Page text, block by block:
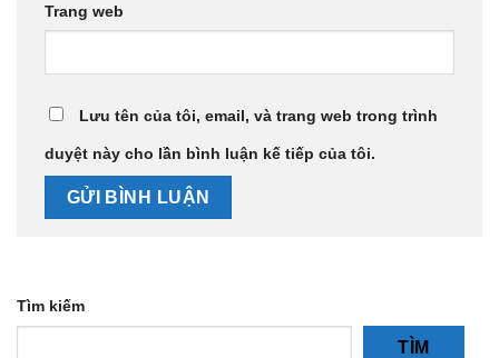
Trang web
Lưu tên của tôi, email, và trang web trong trình
duyệt này cho lần bình luận kế tiếp của tôi.
Tìm kiếm
TÌM